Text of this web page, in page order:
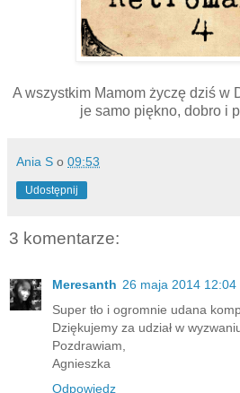
A wszystkim Mamom życzę dziś w
je samo piękno, dobro i
Ania S o 09:53
Udostępnij
3 komentarze:
Meresanth 26 maja 2014 12:04
Super tło i ogromnie udana
Dziękujemy za udział w
Pozdrawiam,
Agnieszka
Odpowiedz